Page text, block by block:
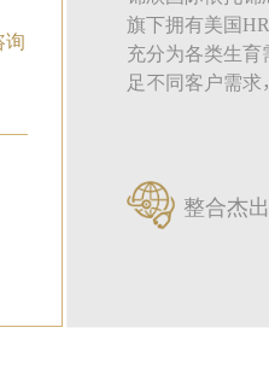
询
旗下拥有美国
充分为各类生育
足不同客户需
整合杰